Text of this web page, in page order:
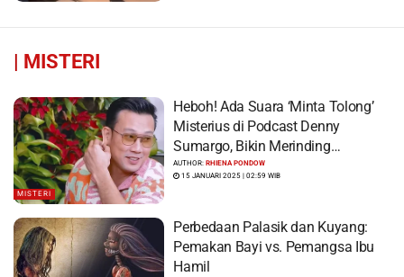
| MISTERI
MISTERI
Heboh! Ada Suara ‘Minta Tolong’
Misterius di Podcast Denny
Sumargo, Bikin Merinding…
AUTHOR:RHIENA PONDOW
15 JANUARI 2025 | 02:59 WIB
Perbedaan Palasik dan Kuyang:
Pemakan Bayi vs. Pemangsa Ibu
Hamil